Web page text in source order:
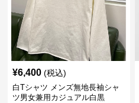
¥6,400 (税込)
白Tシャツ メンズ無地長袖シャ
ツ男女兼用カジュアル白黒